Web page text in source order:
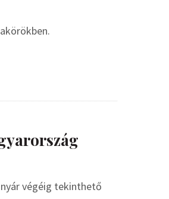
végéig tekinthető